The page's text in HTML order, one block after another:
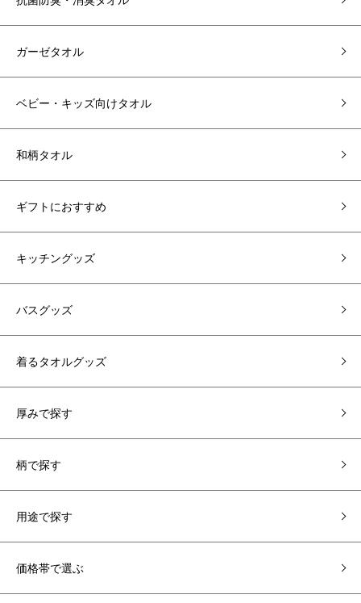
ガーゼタオル
ベビー・キッズ向けタオル
和柄タオル
ギフトにおすすめ
キッチングッズ
バスグッズ
着るタオルグッズ
厚みで探す
柄で探す
用途で探す
価格帯で選ぶ